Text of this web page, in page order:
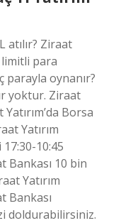
atılır? Ziraat
limitli para
parayla oynanır?
yoktur. Ziraat
Borsa
Yatırım
10:45
Bankası 10 bin
Yatırım
Bankası
doldurabilirsiniz.